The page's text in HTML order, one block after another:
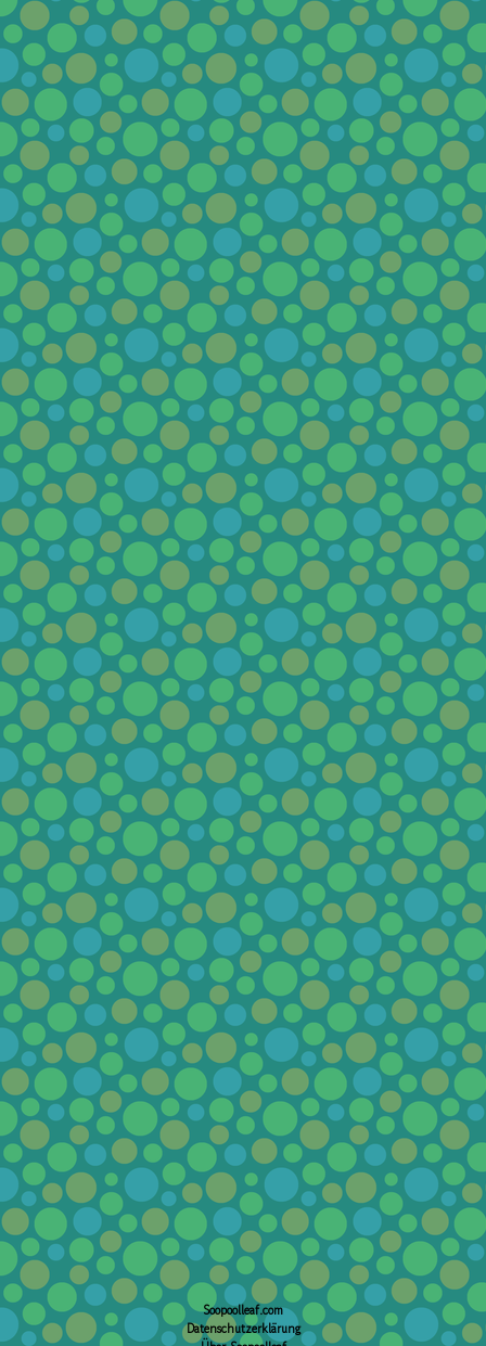
Soopoolleaf.com
Datenschutzerklärung